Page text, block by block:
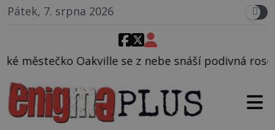
Pátek, 7. srpna 2026
z nebe snáší podivná rosolovitá látka neznámého